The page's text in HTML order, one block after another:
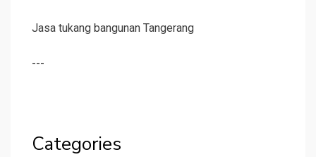
Jasa tukang bangunan Tangerang
---
Categories